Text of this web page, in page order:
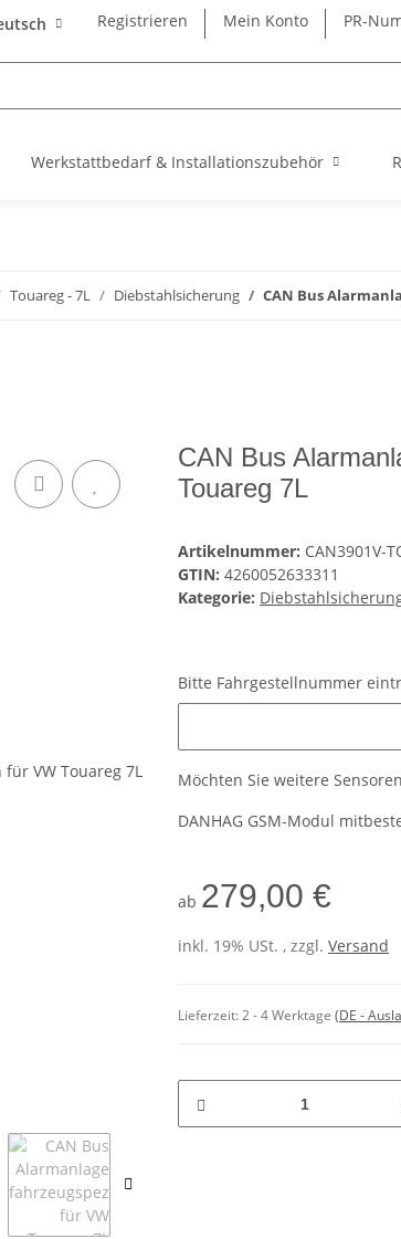
Registrieren Mein Konto PR-
Werkstattbedarf & Installationszubehör
Touareg - 7L Diebstahlsicherung CAN Bus
CAN Bus
Touareg 7L
Artikelnummer: CAN3901V-
GTIN: 4260052633311
Kategorie:
Bitte Fahrgestellnummer
Möchten Sie weitere
DANHAG GSM-Modul
ab 279,00 €
inkl. 19% USt. , zzgl. Versand
Lieferzeit:2 - 4 Werktage (DE -